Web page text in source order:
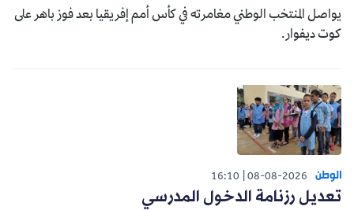
يواصل المنتخب الوطني مغامرته في كأس أمم إفريقيا بعد فوز باهر على
كوت ديفوار.
الوطن 08-08-2026
16:10
تعديل رزنامة الدخول المدرسي